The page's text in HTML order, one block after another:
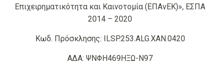
Επιχειρηματικότητα και Καινοτομία (ΕΠΑνΕΚ)», ΕΣΠΑ
2014 – 2020
Κωδ. Πρόσκλησης: ILSP.253.ALG.ΧΑΝ.0420
ΑΔΑ: ΨΝΦΗ469ΗΞΩ-Ν97